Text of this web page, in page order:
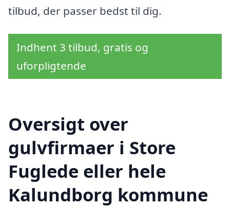
tilbud, der passer bedst til dig.
Indhent 3 tilbud, gratis og
uforpligtende
Oversigt over
gulvfirmaer i Store
Fuglede eller hele
Kalundborg kommune